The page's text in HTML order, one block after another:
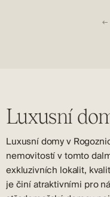
Luxusní
Luxusní domy v
nemovitostí v tomto
exkluzivních lokalit,
je činí atraktivními pro